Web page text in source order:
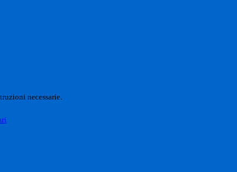
necessarie.